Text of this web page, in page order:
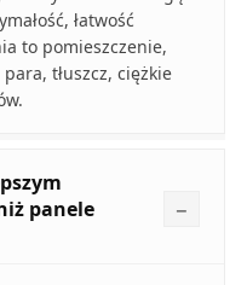
łatwość
to pomieszczenie,
tłuszcz, ciężkie
panele